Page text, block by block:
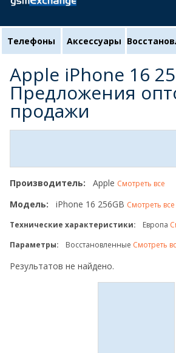
Телефоны Аксессуары
Apple iPhone 16
Предложения
продажи
Производитель: Apple Смотреть все
Модель: iPhone 16 256GB Смотреть все
Технические характеристики:
Европа
Параметры:
Восстановленные Смотреть
Результатов не найдено.